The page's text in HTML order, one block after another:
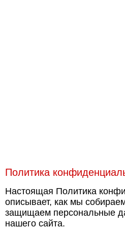
Политика
Настоящая Политика
описывает, как мы
защищаем персональные
нашего сайта.